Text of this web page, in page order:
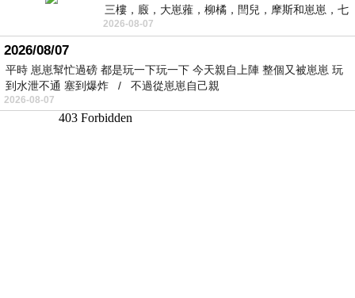
三樓，廄，大崽蕥，柳橘，閆兒，摩斯和崽崽，七
個人整整齊齊地站在鏡框之外，如同
2026-08-07
2026/08/07
平時 崽崽幫忙過磅 都是玩一下玩一下 今天親自上陣 整個又被崽崽 玩
到水泄不通 塞到爆炸 / 不過從崽崽自己親
2026-08-07